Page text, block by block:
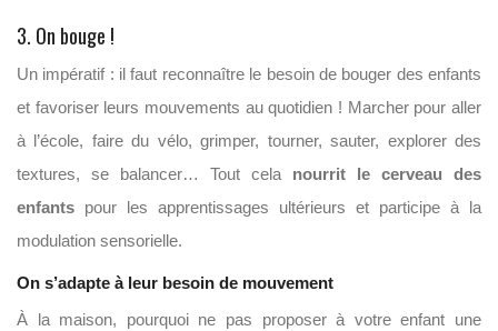
3. On bouge !
Un impératif : il faut reconnaître le besoin de bouger des enfants
et favoriser leurs mouvements au quotidien ! Marcher pour aller
à l’école, faire du vélo, grimper, tourner, sauter, explorer des
textures, se balancer… Tout cela nourrit le cerveau des
enfants pour les apprentissages ultérieurs et participe à la
modulation sensorielle.
On s’adapte à leur besoin de mouvement
À la maison, pourquoi ne pas proposer à votre enfant une